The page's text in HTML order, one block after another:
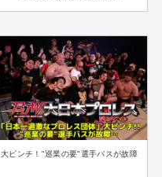
大ピンチ！"巡業の要"選手バスが故障